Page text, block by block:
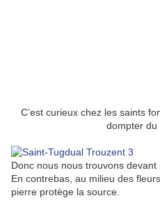
C’est curieux chez les saints
dompter du
Donc nous nous trouvons devant
En contrebas, au milieu des
pierre protège la source.